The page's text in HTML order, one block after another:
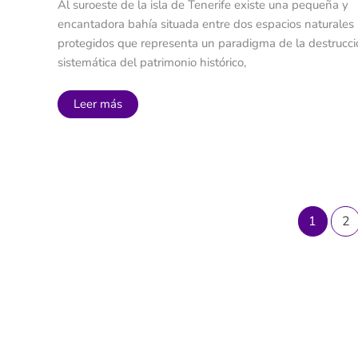
Al suroeste de la isla de Tenerife existe una pequeña y
encantadora bahía situada entre dos espacios naturales
protegidos que representa un paradigma de la
sistemática del patrimonio histórico,
El
Puertito
Leer más
1 2